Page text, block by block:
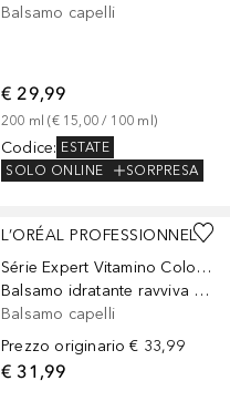
Balsamo capelli
€ 29,99
200 ml (€ 15,00 / 100 ml)
Codice: ESTATE
SOLO ONLINE
SORPRESA
L’ORÉAL PROFESSIONNEL
Série Expert Vitamino Color Spectrum
Balsamo idratante ravviva colore per capelli colorati
Balsamo capelli
Prezzo originario € 33,99
€ 31,99